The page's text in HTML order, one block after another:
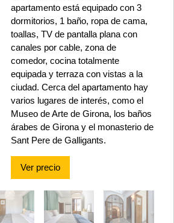
apartamento está equipado con 3
dormitorios, 1 baño, ropa de cama,
toallas, TV de pantalla plana con
canales por cable, zona de
comedor, cocina totalmente
equipada y terraza con vistas a la
ciudad. Cerca del apartamento hay
varios lugares de interés, como el
Museo de Arte de Girona, los baños
árabes de Girona y el monasterio de
Sant Pere de Galligants.
Ver precio